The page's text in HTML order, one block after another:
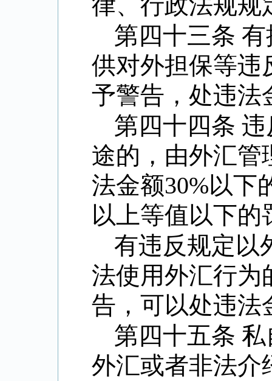
第四十三条
供对外担保等违
予警告，处违法
第四十四条
途的，由外汇管
法金额30%以下
以上等值以下的
有违反规定以
法使用外汇行为
告，可以处违法
第四十五条
外汇或者非法介